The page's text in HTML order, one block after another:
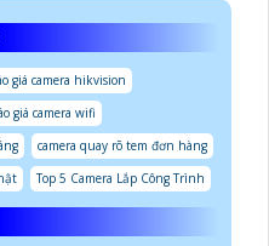
giá camera hikvision
giá camera wifi
camera quay rõ tem đơn hàng
Top 5 Camera Lắp Công Trình